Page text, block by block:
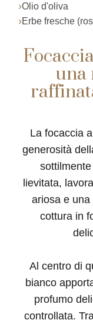
Olio d'oliva
Erbe fresche
una
La focaccia
generosità
lievitata,
ariosa e
cottura in
Al centro di
bianco
profumo
controllata.